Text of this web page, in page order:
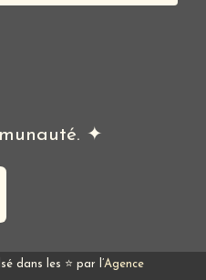
✦
dans les ⭐ par l’Agence